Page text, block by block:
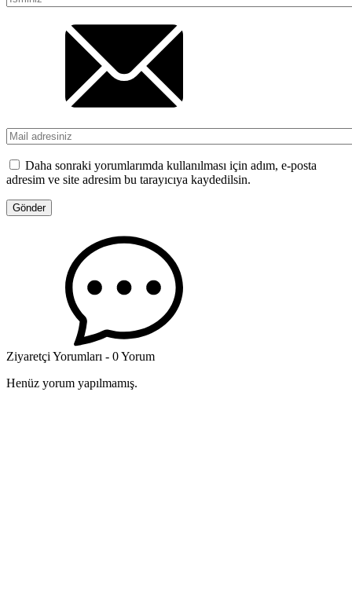
Daha sonraki yorumlarımda kullanılması için adım, e-posta
adresim ve site adresim bu tarayıcıya kaydedilsin.
Ziyaretçi Yorumları - 0 Yorum
Henüz yorum yapılmamış.